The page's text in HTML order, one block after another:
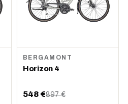
BERGAMONT
Horizon 4
548 €897 €